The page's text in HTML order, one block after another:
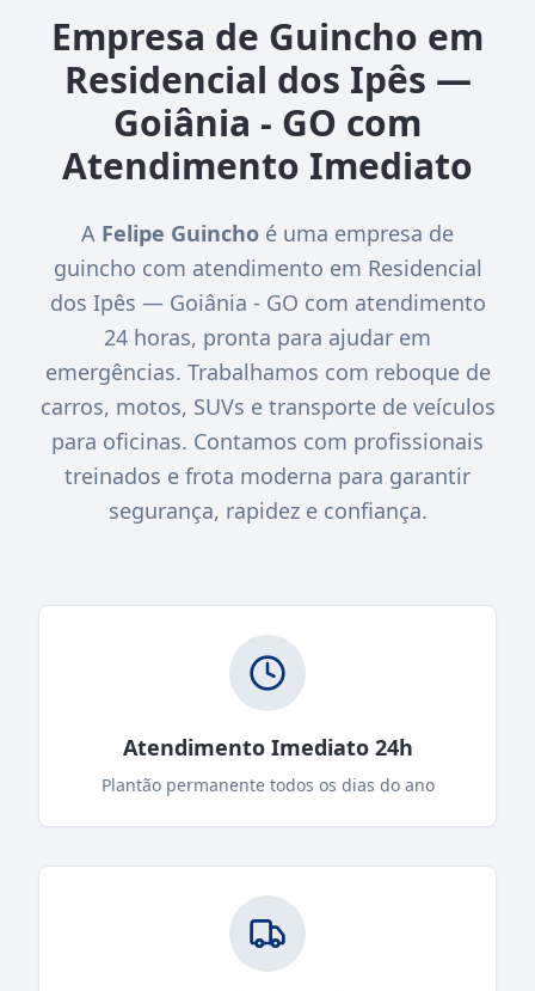
Empresa de Guincho em
Residencial dos Ipês —
Goiânia - GO com
Atendimento Imediato
A Felipe Guincho é uma empresa de
guincho com atendimento em Residencial
dos Ipês — Goiânia - GO com atendimento
24 horas, pronta para ajudar em
emergências. Trabalhamos com reboque de
carros, motos, SUVs e transporte de veículos
para oficinas. Contamos com profissionais
treinados e frota moderna para garantir
segurança, rapidez e confiança.
Atendimento Imediato 24h
Plantão permanente todos os dias do ano